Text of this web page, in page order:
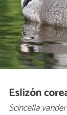
Eslizón
Scincella